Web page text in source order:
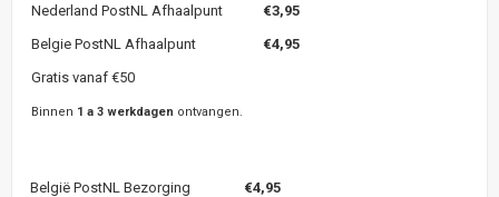
Nederland PostNL Afhaalpunt €3,95
Belgie PostNL Afhaalpunt
€4,95
Gratis vanaf €50
Binnen 1 a 3 werkdagen ontvangen.
België PostNL Bezorging €4,95